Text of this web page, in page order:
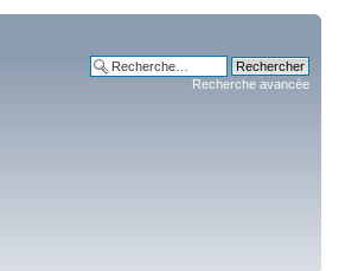
Recherche avancée